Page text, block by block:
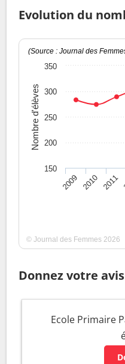
Evolution du
Nombre d'élèves
(Source : Journal des
2009 2010 2011
150
200
250
300
350
© Journal des Femmes 2026
Donnez votre
Ecole Primaire